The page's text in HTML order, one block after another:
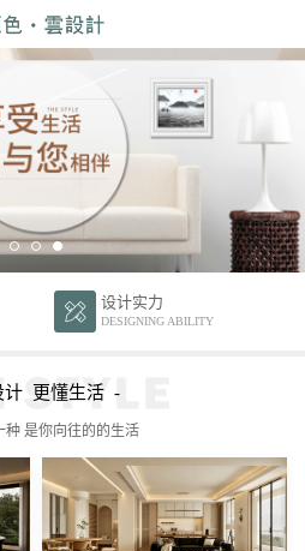
设计实力
DESIGNING ABILITY
计 更懂生活 -
种 是你向往的的生活